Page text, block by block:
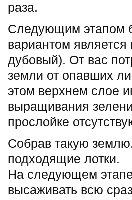
раза.
Следующим этапом
вариантом
дубовый). От вас
земли от опавших
этом верхнем слое
выращивания
прослойке
Собрав такую
подходящие лотки.
На следующем
высаживать всю